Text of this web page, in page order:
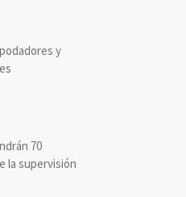
y
70
la supervisión